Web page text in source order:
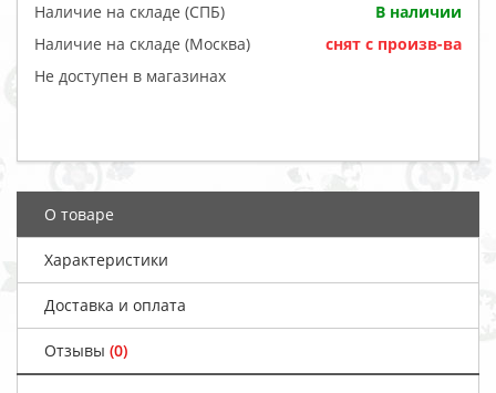
Наличие на складе (СПБ)
В наличии
Наличие на складе (Москва)
cнят с произв-ва
Не доступен в магазинах
О товаре
Характеристики
Доставка и оплата
Отзывы (0)